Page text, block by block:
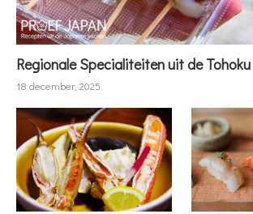
Regionale Specialiteiten uit de
18 december, 2025